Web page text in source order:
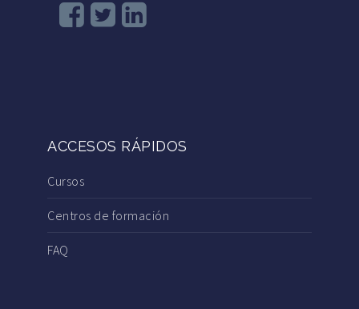
ACCESOS RÁPIDOS
Cursos
Centros de formación
FAQ